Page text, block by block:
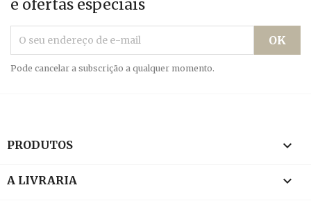
e ofertas especiais
Pode cancelar a subscrição a qualquer momento.
PRODUTOS 
A LIVRARIA 